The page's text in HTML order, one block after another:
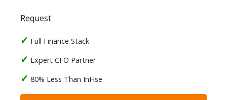
Request
Full Finance Stack
Expert CFO Partner
80% Less Than InHse